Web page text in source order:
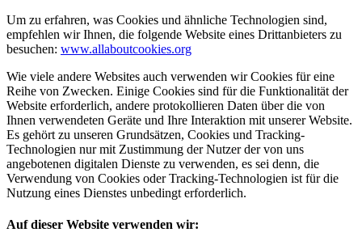
Um zu erfahren, was Cookies und ähnliche Technologien sind,
empfehlen wir Ihnen, die folgende Website eines Drittanbieters zu
besuchen: www.allaboutcookies.org
Wie viele andere Websites auch verwenden wir Cookies für eine
Reihe von Zwecken. Einige Cookies sind für die Funktionalität der
Website erforderlich, andere protokollieren Daten über die von
Ihnen verwendeten Geräte und Ihre Interaktion mit unserer Website.
Es gehört zu unseren Grundsätzen, Cookies und Tracking-
Technologien nur mit Zustimmung der Nutzer der von uns
angebotenen digitalen Dienste zu verwenden, es sei denn, die
Verwendung von Cookies oder Tracking-Technologien ist für die
Nutzung eines Dienstes unbedingt erforderlich.
Auf dieser Website verwenden wir: